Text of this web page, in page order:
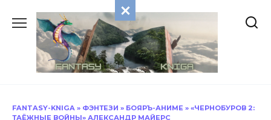
содержанию
FANTASY-KNIGA » ФЭНТЕЗИ » БОЯРЪ-АНИМЕ » «ЧЕРНОБУРОВ 2:
ТАЁЖНЫЕ ВОЙНЫ» АЛЕКСАНДР МАЙЕРС